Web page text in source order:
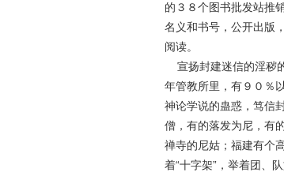
的３８个图书批发站推
名义和书号，公开出版
阅读。
宣扬封建迷信的淫秽
年管教所里，有９０％
神论学说的蛊惑，笃信
僧，有的落发为尼，有
禅寺的尼姑；福建有个
着“十字架”，举着团、